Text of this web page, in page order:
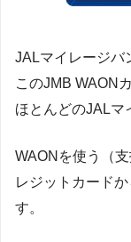
JALマイレージバ
このJMB WAON
ほとんどのJALマ
WAONを使う（
レジットカード
す。